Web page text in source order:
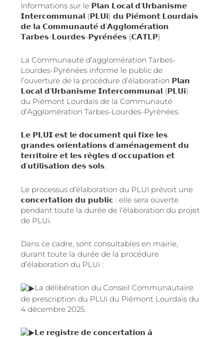
Informations sur le 𝗣𝗹𝗮𝗻 𝗟𝗼𝗰𝗮𝗹 𝗱’𝗨𝗿𝗯𝗮𝗻𝗶𝘀𝗺𝗲
𝗜𝗻𝘁𝗲𝗿𝗰𝗼𝗺𝗺𝘂𝗻𝗮𝗹 (𝗣𝗟𝗨𝗶) 𝗱𝘂 𝗣𝗶𝗲́𝗺𝗼𝗻𝘁 𝗟𝗼𝘂𝗿𝗱𝗮𝗶𝘀
𝗱𝗲 𝗹𝗮 𝗖𝗼𝗺𝗺𝘂𝗻𝗮𝘂𝘁𝗲́ 𝗱’𝗔𝗴𝗴𝗹𝗼𝗺𝗲́𝗿𝗮𝘁𝗶𝗼𝗻
𝗧𝗮𝗿𝗯𝗲𝘀-𝗟𝗼𝘂𝗿𝗱𝗲𝘀-𝗣𝘆𝗿𝗲́𝗻𝗲́𝗲𝘀 (𝗖𝗔𝗧𝗟𝗣)
LaCommunauté d’agglomération Tarbes-
Lourdes-Pyrénées informe le public de
l’ouverture de la procédure d’élaboration 𝗣𝗹𝗮𝗻
𝗟𝗼𝗰𝗮𝗹 𝗱’𝗨𝗿𝗯𝗮𝗻𝗶𝘀𝗺𝗲 𝗜𝗻𝘁𝗲𝗿𝗰𝗼𝗺𝗺𝘂𝗻𝗮𝗹 (𝗣𝗟𝗨𝗶)
du Piémont Lourdais de la Communauté
d’Agglomération Tarbes-Lourdes-Pyrénées.
𝗟𝗲 𝗣𝗟𝗨𝗜 𝗲𝘀𝘁 𝗹𝗲 𝗱𝗼𝗰𝘂𝗺𝗲𝗻𝘁 𝗾𝘂𝗶 𝗳𝗶𝘅𝗲 𝗹𝗲𝘀
𝗴𝗿𝗮𝗻𝗱𝗲𝘀 𝗼𝗿𝗶𝗲𝗻𝘁𝗮𝘁𝗶𝗼𝗻𝘀 𝗱’𝗮𝗺𝗲́𝗻𝗮𝗴𝗲𝗺𝗲𝗻𝘁 𝗱𝘂
𝘁𝗲𝗿𝗿𝗶𝘁𝗼𝗶𝗿𝗲 𝗲𝘁 𝗹𝗲𝘀 𝗿𝗲̀𝗴𝗹𝗲𝘀 𝗱’𝗼𝗰𝗰𝘂𝗽𝗮𝘁𝗶𝗼𝗻 𝗲𝘁
𝗱’𝘂𝘁𝗶𝗹𝗶𝘀𝗮𝘁𝗶𝗼𝗻 𝗱𝗲𝘀 𝘀𝗼𝗹𝘀.
Le processus d’élaboration du PLUI prévoit une
𝗰𝗼𝗻𝗰𝗲𝗿𝘁𝗮𝘁𝗶𝗼𝗻 𝗱𝘂 𝗽𝘂𝗯𝗹𝗶𝗰 : elle sera ouverte
pendant toute la durée de l’élaboration du projet
de PLUi.
Dans ce cadre, sont consultables en mairie,
durant toute la durée de la procédure
d’élaboration du PLUi :
La délibération du Conseil Communautaire
de prescription du PLUi du Piémont Lourdais du
4 décembre 2025.
𝗟𝗲 𝗿𝗲𝗴𝗶𝘀𝘁𝗿𝗲 𝗱𝗲 𝗰𝗼𝗻𝗰𝗲𝗿𝘁𝗮𝘁𝗶𝗼𝗻 𝗮̀